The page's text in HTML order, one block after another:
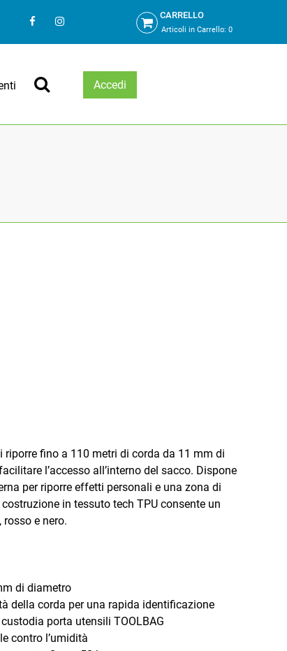
CARRELLO
Articoli in Carrello:0
Accedi
riporre fino a 110 metri di corda da 11 mm di
l’accesso all’interno del sacco. Dispone
per riporre effetti personali e una zona di
in tessuto tech TPU consente un
e nero.
di diametro
della corda per una rapida identificazione
porta utensili TOOLBAG
contro l’umidità